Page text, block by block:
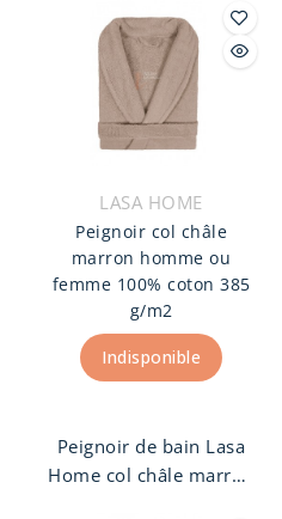
g/m2. Peignoir unisexe
finition col Châle avec
ceinture et deux
poches.
LASA HOME
Peignoir col châle
marron homme ou
femme 100% coton 385
g/m2
Indisponible
Peignoir de bain Lasa
Home col châle marron